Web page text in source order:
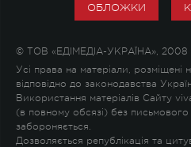
ОБЛОЖКИ
© ТОВ «ЕДІМЕДІА-УКРАЇНА», 2008
Усі права на матеріали, розміщені
відповідно до законодавства
Використання матеріалів Сайту
(в повному обсязі) без письмового
забороняється.
Дозволяється републікація та